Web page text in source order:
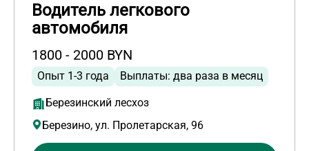
Водитель легкового
автомобиля
1800 - 2000 BYN
Опыт 1-3 года Выплаты: два раза в месяц
Березинский лесхоз
Березино, ул. Пролетарская, 96